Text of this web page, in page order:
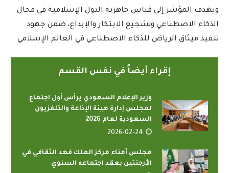
ويهدف المؤشر إلى قياس جاهزية الدول الإسلامية في مجال
الذكاء الاصطناعي وتشجيع الابتكار والإبداع، ضمن جهود
تنفيذ ميثاق الرياض للذكاء الاصطناعي في العالم الإسلامي
إقراء أيضاً في نفس القسم
وزير الإعلام السعودي يرأس أول اجتماع
لمجلس إدارة هيئة الإذاعة والتلفزيون
السعودية لعام 2026
2026-02-24
مجلس أمناء مركز الملك فهد الثقافي في
الأرجنتين يعقد اجتماعه السنوي